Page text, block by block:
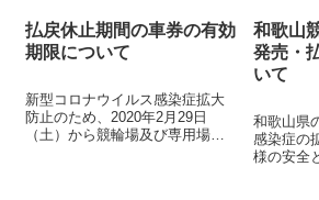
払戻休止期間の車券の有効
期限について
新型コロナウイルス感染症拡大
防止のため、2020年2月29日
（土）から競輪場及び専用場外
和歌山
発売・
いて
和歌山県
感染症の
様の安全